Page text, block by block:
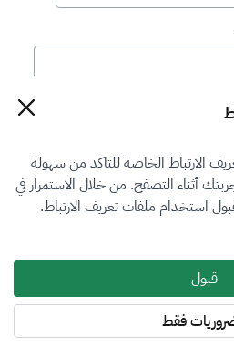
الارتباط الخاصة للتاكد من سهولة
أثناء التصفح. من خلال الاستمرار في
استخدام ملفات تعريف الارتباط.
قبول
فقط